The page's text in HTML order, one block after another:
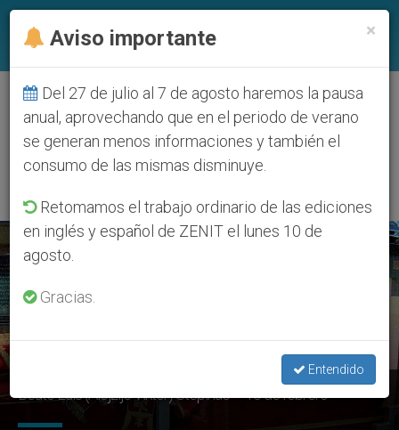
ETIQUETA
Posts Tagged ‘Beato
Luis Stepinac’
ÚLTIMAS NOTICIAS
Beato Luis (Alojzije Viktor) Stepinac – 10 de febrero
×
Aviso importante
Del 27 de julio al 7 de agosto haremos la pausa
anual, aprovechando que en el periodo de verano
se generan menos informaciones y también el
consumo de las mismas disminuye.
Retomamos el trabajo ordinario de las ediciones
en inglés y español de ZENIT el lunes 10 de
agosto.
Gracias.
Entendido